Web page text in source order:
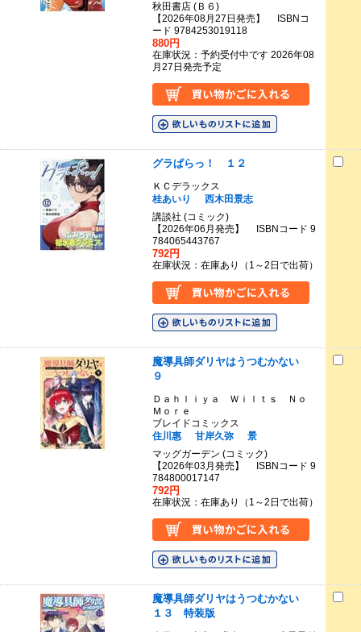
秋田書店 (Ｂ６)
【2026年08月27日発売】 ISBNコ
ード 9784253019118
880円
在庫状況：予約受付中です 2026年08
月27日発売予定
グラぱらっ！ １２
ＫＣデラックス
桂あいり
西木田景志
講談社 (コミック)
【2026年06月発売】 ISBNコード 9
784065443767
792円
在庫状況：在庫あり（1～2日で出荷）
魔導具師ダリヤはうつむかない
９
Ｄａｈｌｉｙａ Ｗｉｌｔｓ Ｎｏ
Ｍｏｒｅ
ブレイドコミックス
住川惠
甘岸久弥
景
マッグガーデン (コミック)
【2026年03月発売】 ISBNコード 9
784800017147
792円
在庫状況：在庫あり（1～2日で出荷）
魔導具師ダリヤはうつむかない
１３ 特装版